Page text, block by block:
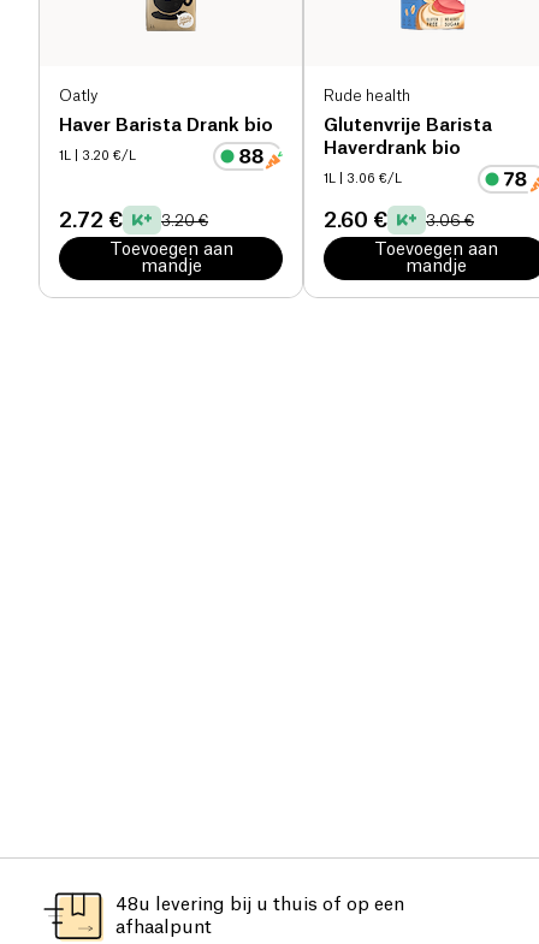
Oatly
Haver Barista Drank bio
1L | 3.20 €/L
2.72 € 3.20 €
Toevoegen aan
mandje
Rude health
Glutenvrije Barista
Haverdrank bio
1L | 3.06 €/L
2.60 € 3.06 €
Toevoegen aan
mandje
48u levering bij u thuis of op een
afhaalpunt